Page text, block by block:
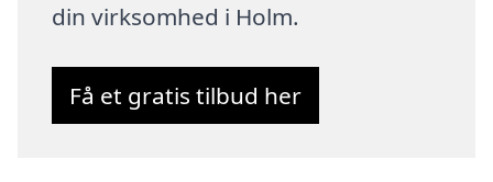
din virksomhed i Holm.
Få et gratis tilbud her